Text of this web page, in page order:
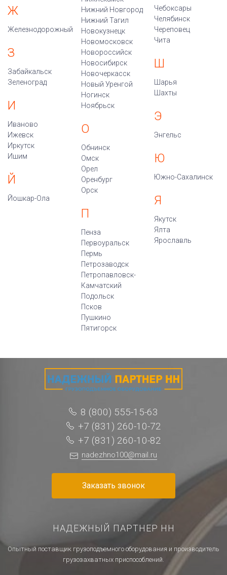
Ж
Железнодорожный
З
Забайкальск
Зеленоград
И
Иваново
Ижевск
Иркутск
Ишим
Й
Йошкар-Ола
Нижний Новгород
Нижний Тагил
Новокузнецк
Новомосковск
Новороссийск
Новосибирск
Новочеркасск
Новый Уренгой
Ногинск
Ноябрьск
О
Обнинск
Омск
Орел
Оренбург
Орск
П
Пенза
Первоуральск
Пермь
Петрозаводск
Петропавловск-
Камчатский
Подольск
Псков
Пушкино
Пятигорск
Чебоксары
Челябинск
Череповец
Чита
Ш
Шарья
Шахты
Э
Энгельс
Ю
Южно-Сахалинск
Я
Якутск
Ялта
Ярославль
8 (800) 555-15-63
+7 (831) 260-10-72
+7 (831) 260-10-82
nadezhno100@mail.ru
Заказать звонок
НАДЕЖНЫЙ ПАРТНЕР НН
Опытный поставщик грузоподъемного оборудования и производитель
грузозахватных приспособлений.